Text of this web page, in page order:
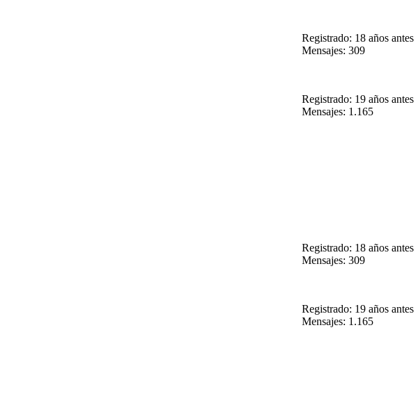
Registrado: 18 años antes
Mensajes: 309
Registrado: 19 años antes
Mensajes: 1.165
Registrado: 18 años antes
Mensajes: 309
Registrado: 19 años antes
Mensajes: 1.165